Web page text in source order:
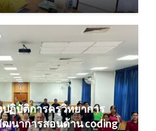
ปฏิบัติการครูวิทยาการ
นาการสอนด้าน coding